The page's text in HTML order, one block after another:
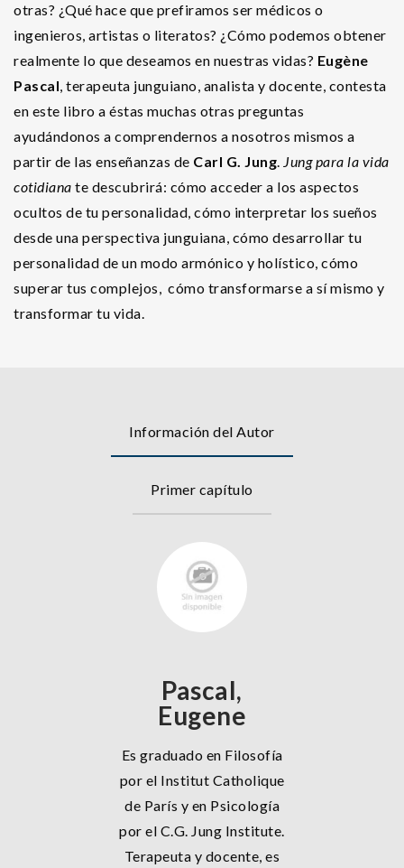
otras? ¿Qué hace que prefiramos ser médicos o
ingenieros, artistas o literatos? ¿Cómo podemos obtener
realmente lo que deseamos en nuestras vidas? Eugène
Pascal, terapeuta junguiano, analista y docente, contesta
en este libro a éstas muchas otras preguntas
ayudándonos a comprendernos a nosotros mismos a
partir de las enseñanzas de Carl G. Jung. Jung para la vida
cotidiana te descubrirá: cómo acceder a los aspectos
ocultos de tu personalidad, cómo interpretar los sueños
desde una perspectiva junguiana, cómo desarrollar tu
personalidad de un modo armónico y holístico, cómo
superar tus complejos, cómo transformarse a sí mismo y
transformar tu vida.
Información del Autor
Primer capítulo
Pascal,
Eugene
Es graduado en Filosofía
por el Institut Catholique
de París y en Psicología
por el C.G. Jung Institute.
Terapeuta y docente, es